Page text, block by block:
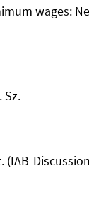
wages:
Sz.